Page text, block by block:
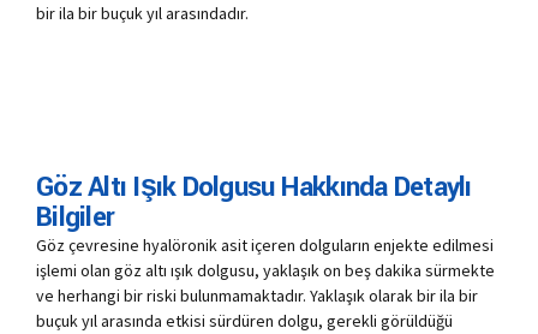
bir ila bir buçuk yıl arasındadır.
Göz Altı Işık Dolgusu Hakkında Detaylı
Bilgiler
Göz çevresine hyalöronik asit içeren dolguların enjekte edilmesi
işlemi olan göz altı ışık dolgusu, yaklaşık on beş dakika sürmekte
ve herhangi bir riski bulunmamaktadır. Yaklaşık olarak bir ila bir
buçuk yıl arasında etkisi sürdüren dolgu, gerekli görüldüğü